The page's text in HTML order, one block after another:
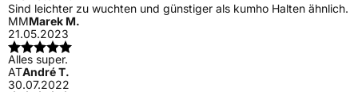
Sind leichter zu wuchten und günstiger als kumho Halten ähnlich.
MMMarek M.
21.05.2023
Alles super.
ATAndré T.
30.07.2022